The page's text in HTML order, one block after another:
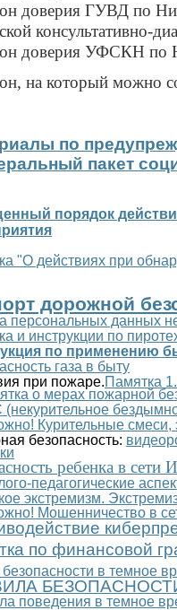
доверия ГУВД по
консультативно-
доверия УФСКН по
на который можно
по
пакет
порядок
"О действиях при
дорожной
персональных данных
и инструкции по
по применению
газа в быту
при пожаре.Памятка 1.
о мерах пожарной
Курительные смеси,
безопасность:
ребенка в сети
педагогические
экстремизм.
Мошенничество в
по финансовой
в темное
поведения в темное